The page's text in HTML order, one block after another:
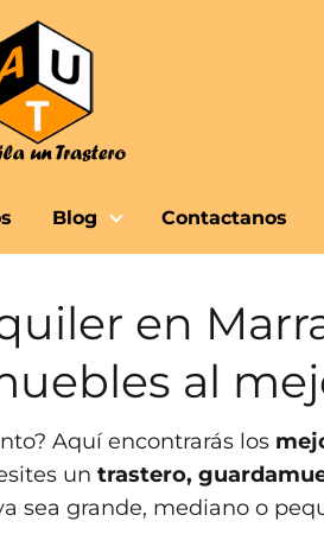
Blog Contactanos
en
al
Aquí encontrarás los
un trastero,
sea grande, mediano o